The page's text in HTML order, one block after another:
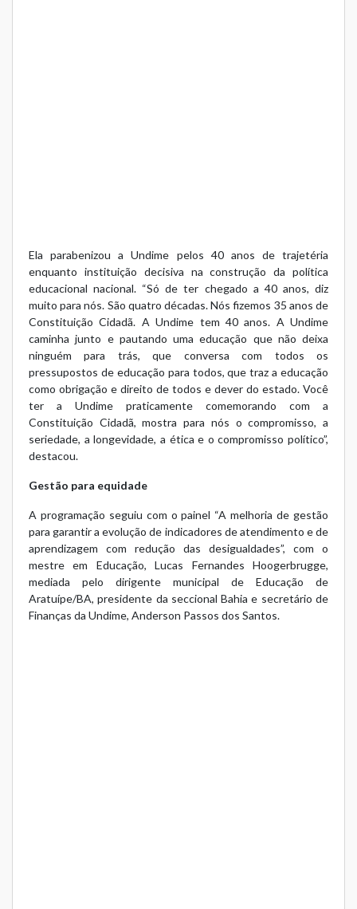
Ela parabenizou a Undime pelos 40 anos de trajetéria
enquanto instituição decisiva na construção da política
educacional nacional. “Só de ter chegado a 40 anos, diz
muito para nós. São quatro décadas. Nós fizemos 35 anos de
Constituição Cidadã. A Undime tem 40 anos. A Undime
caminha junto e pautando uma educação que não deixa
ninguém para trás, que conversa com todos os
pressupostos de educação para todos, que traz a educação
como obrigação e direito de todos e dever do estado. Você
ter a Undime praticamente comemorando com a
Constituição Cidadã, mostra para nós o compromisso, a
seriedade, a longevidade, a ética e o compromisso político”,
destacou.
Gestão para equidade
A programação seguiu com o painel “A melhoria de gestão
para garantir a evolução de indicadores de atendimento e de
aprendizagem com redução das desigualdades”, com o
mestre em Educação, Lucas Fernandes Hoogerbrugge,
mediada pelo dirigente municipal de Educação de
Aratuípe/BA, presidente da seccional Bahia e secretário de
Finanças da Undime, Anderson Passos dos Santos.